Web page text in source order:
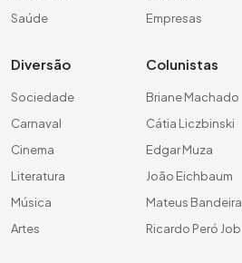
Saúde
Empresas
Diversão
Sociedade
Carnaval
Cinema
Literatura
Música
Artes
Colunistas
Briane Machado
Cátia Liczbinski
Edgar Muza
João Eichbaum
Mateus Bandeira
Ricardo Peró Job